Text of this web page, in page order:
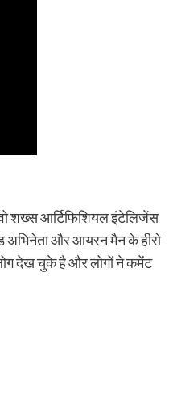
शख्स आर्टिफिशियल इंटेलिजेंस
अभिनेता और आयरन मैन के हीरो
लोग देख चुके है और लोगों ने कमेंट